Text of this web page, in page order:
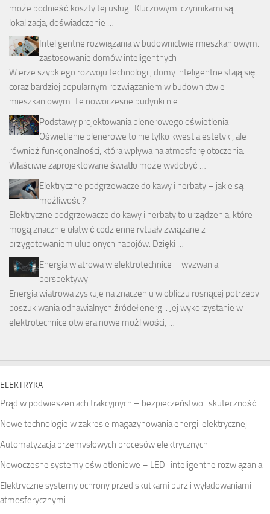
może podnieść koszty tej usługi. Kluczowymi czynnikami są
lokalizacja, doświadczenie …
Inteligentne rozwiązania w budownictwie mieszkaniowym:
zastosowanie domów inteligentnych
W erze szybkiego rozwoju technologii, domy inteligentne stają się
coraz bardziej popularnym rozwiązaniem w budownictwie
mieszkaniowym. Te nowoczesne budynki nie …
Podstawy projektowania plenerowego oświetlenia
Oświetlenie plenerowe to nie tylko kwestia estetyki, ale
również funkcjonalności, która wpływa na atmosferę otoczenia.
Właściwie zaprojektowane światło może wydobyć …
Elektryczne podgrzewacze do kawy i herbaty – jakie są
możliwości?
Elektryczne podgrzewacze do kawy i herbaty to urządzenia, które
mogą znacznie ułatwić codzienne rytuały związane z
przygotowaniem ulubionych napojów. Dzięki …
Energia wiatrowa w elektrotechnice – wyzwania i
perspektywy
Energia wiatrowa zyskuje na znaczeniu w obliczu rosnącej potrzeby
poszukiwania odnawialnych źródeł energii. Jej wykorzystanie w
elektrotechnice otwiera nowe możliwości, …
ELEKTRYKA
Prąd w podwieszeniach trakcyjnych – bezpieczeństwo i skuteczność
Nowe technologie w zakresie magazynowania energii elektrycznej
Automatyzacja przemysłowych procesów elektrycznych
Nowoczesne systemy oświetleniowe – LED i inteligentne rozwiązania
Elektryczne systemy ochrony przed skutkami burz i wyładowaniami
atmosferycznymi